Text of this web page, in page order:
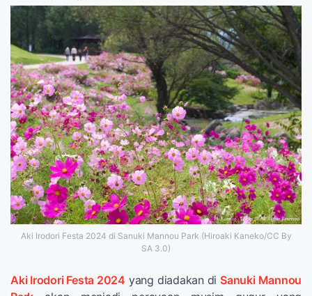
Aki Irodori Festa 2024 di Sanuki Mannou Park (Hiroaki Kaneko/CC By
SA 3.0)
Aki Irodori Festa 2024 yang diadakan di Sanuki Mannou